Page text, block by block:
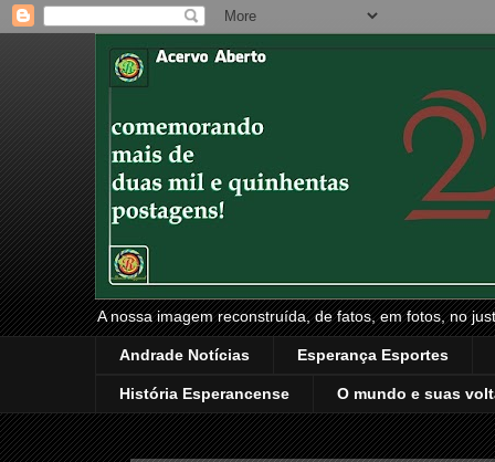
A nossa imagem reconstruída, de fatos, em fotos, no
Andrade Notícias Esperança Esportes
História Esperancense O mundo e suas